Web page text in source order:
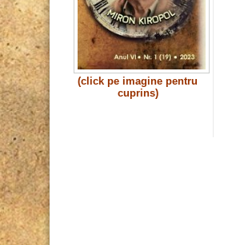
(click pe imagine pentru
cuprins)